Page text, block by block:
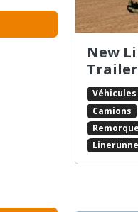
New
Trailer
Véhicules
Camions
Remorque